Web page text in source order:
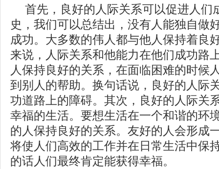
首先，良好的人际关系可以促进人们
史，我们可以总结出，没有人能独自做
成功。大多数的伟人都与他人保持着良
来说，人际关系和他能力在他们成功路
人保持良好的关系，在面临困难的时候
到别人的帮助。换句话说，良好的人际
功道路上的障碍。其次，良好的人际关
幸福的生活。要想生活在一个和谐的环
的人保持良好的关系。友好的人会形成
将使人们高效的工作并在日常生活中保
的话人们最终肯定能获得幸福。